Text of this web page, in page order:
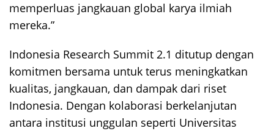
memperluas jangkauan global karya ilmiah
mereka.”
Indonesia Research Summit 2.1 ditutup dengan
komitmen bersama untuk terus meningkatkan
kualitas, jangkauan, dan dampak dari riset
Indonesia. Dengan kolaborasi berkelanjutan
antara institusi unggulan seperti Universitas